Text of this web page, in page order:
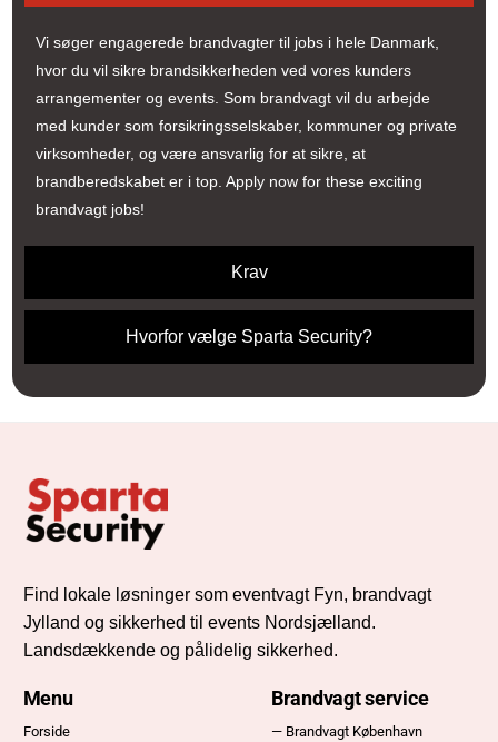
Krav
Hvorfor vælge Sparta Security?
Vi søger engagerede brandvagter til jobs i hele Danmark,
hvor du vil sikre brandsikkerheden ved vores kunders
arrangementer og events. Som brandvagt vil du arbejde
med kunder som forsikringsselskaber, kommuner og private
virksomheder, og være ansvarlig for at sikre, at
brandberedskabet er i top. Apply now for these exciting
brandvagt jobs!
Find lokale løsninger som eventvagt Fyn, brandvagt
Jylland og sikkerhed til events Nordsjælland.
Landsdækkende og pålidelig sikkerhed.
Menu
Forside
Brandvagt service
— Brandvagt København